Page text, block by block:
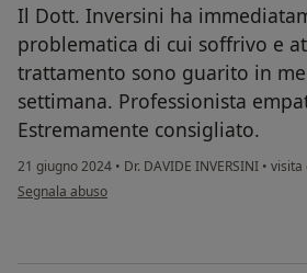
Il Dott. Inversini ha
problematica di cui soffrivo e
trattamento sono guarito in
settimana. Professionista
Estremamente consigliato.
21 giugno 2024 • Dr. DAVIDE INVERSINI • visita
secondo l'opinione dell'utente Consiglio
Segnala abuso